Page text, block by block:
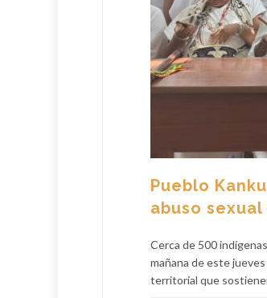
Pueblo
abuso
Cerca de 500
mañana de este
territorial que